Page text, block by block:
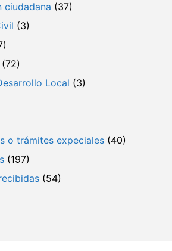
ciudadana (37)
(3)
(72)
Local (3)
o trámites expeciales (40)
(197)
(54)